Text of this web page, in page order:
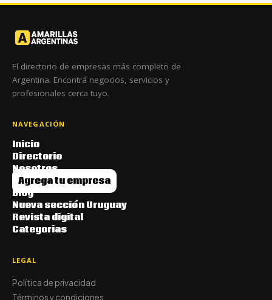
El directorio de empresas más completo de
Argentina. Encontrá negocios, servicios y
profesionales cerca tuyo.
NAVEGACIÓN
Inicio
Directorio
Nosotros
Agrega tu empresa
Blog
Nueva sección Uruguay
Revista digital
Categorias
LEGAL
Política de privacidad
Términos y condiciones